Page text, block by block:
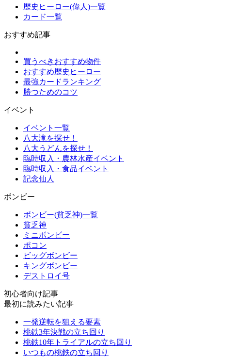
歴史ヒーロー(偉人)一覧
カード一覧
おすすめ記事
買うべきおすすめ物件
おすすめ歴史ヒーロー
最強カードランキング
勝つためのコツ
イベント
イベント一覧
八大滝を探せ！
八大うどんを探せ！
臨時収入・農林水産イベント
臨時収入・食品イベント
記念仙人
ボンビー
ボンビー(貧乏神)一覧
貧乏神
ミニボンビー
ポコン
ビッグボンビー
キングボンビー
デストロイ号
初心者向け記事
最初に読みたい記事
一発逆転を狙える要素
桃鉄3年決戦の立ち回り
桃鉄10年トライアルの立ち回り
いつもの桃鉄の立ち回り